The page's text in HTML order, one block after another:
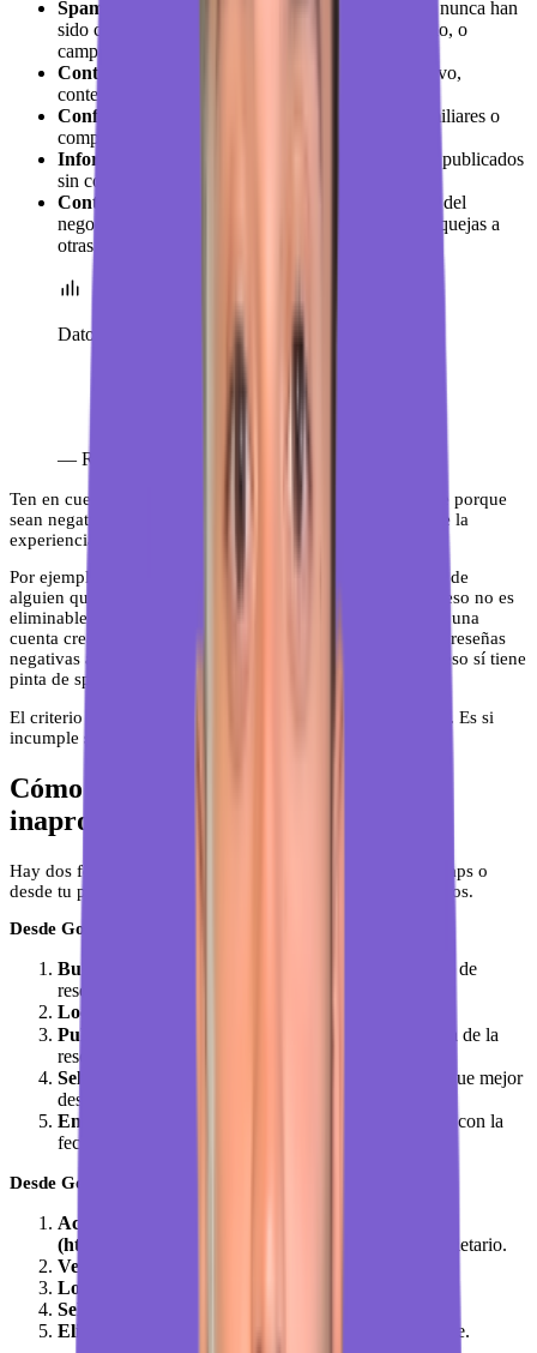
Spam o contenido falso
: reseñas de personas que nunca han
sido clientes, cuentas falsas creadas para hacer daño, o
campañas coordinadas de reseñas negativas.
Contenido inapropiado
: insultos, lenguaje ofensivo,
contenido sexual o violento.
Conflicto de intereses
: reseñas de empleados, familiares o
competidores directos.
Información personal
: datos privados de terceros publicados
sin consentimiento.
Contenido fuera de lugar
: reseñas que no hablan del
negocio sino de temas ajenos, protestas políticas o quejas a
otras empresas.
Dato
El 63% de los consumidores desconfía de
— ReviewTrackers, 2023
Ten en cuenta que Google no elimina reseñas simplemente porque
sean negativas, porque el cliente esté equivocado o porque la
experiencia descrita ocurrió hace mucho tiempo.
Por ejemplo: si la Clínica Dental Sonrisa recibe una reseña de
alguien que dice "pésima atención, me cobraron de más", eso no es
eliminable aunque sea mentira. Pero si esa reseña viene de una
cuenta creada hace dos días sin foto ni historial, con cinco reseñas
negativas a cinco clínicas diferentes en la misma semana, eso sí tiene
pinta de spam coordinado y es denunciable.
El criterio de Google no es si la reseña es verdad o mentira. Es si
incumple sus políticas de contenido.
Cómo denunciar una reseña falsa o
inapropiada en Google paso a paso
Hay dos formas de denunciar una reseña: desde Google Maps o
desde tu panel de Google Business Profile. Te explico las dos.
Desde Google Maps (cualquier usuario puede hacerlo):
Busca tu negocio
en Google Maps y ve a la sección de
reseñas.
Localiza la reseña
Pulsa los tres puntos
(⋮) que aparecen a la derecha de la
reseña.
Selecciona "Denunciar reseña"
y elige el motivo que mejor
describe el incumplimiento.
Envía la denuncia
y guarda una captura de pantalla con la
fecha.
Desde Google Business Profile (solo el propietario):
Accede a [business.google.com]
(https://business.google.com)
con tu cuenta de propietario.
Ve a la sección "Reseñas"
Localiza la reseña
Selecciona "Denunciar como inapropiada"
Elige el motivo específico
de la política que incumple.